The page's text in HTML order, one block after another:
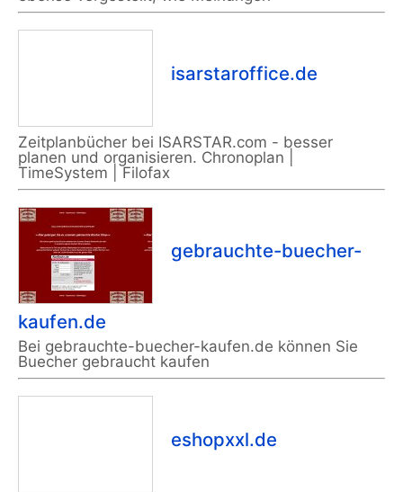
isarstaroffice.de
Zeitplanbücher bei ISARSTAR.com - besser
planen und organisieren. Chronoplan |
TimeSystem | Filofax
gebrauchte-buecher-
kaufen.de
Bei gebrauchte-buecher-kaufen.de können Sie
Buecher gebraucht kaufen
eshopxxl.de